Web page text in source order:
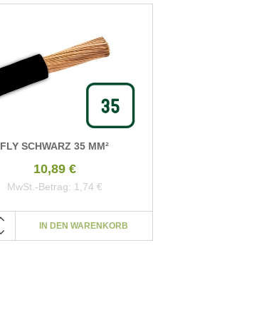
FLY SCHWARZ 35 MM²
10,89 €
MwSt.-Betrag: 1,74 €